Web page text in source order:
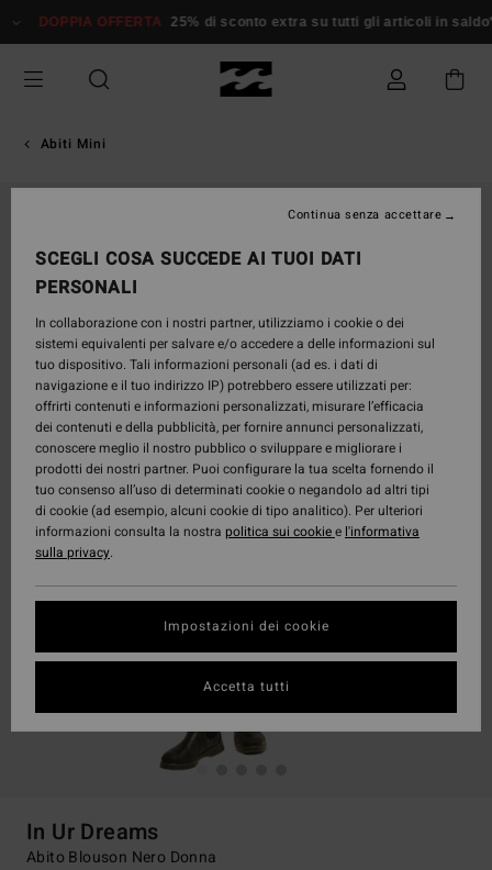
alle
prodotto
DOPPIA OFFERTA 25% di sconto extra su tutti gli articoli in saldo*
Abiti Mini
In Ur Dreams
Abito Blouson Nero Donna
SCEGLI COSA SUCCEDE AI TUOI DATI
PERSONALI
In collaborazione con i nostri partner, utilizziamo i cookie o dei
sistemi equivalenti per salvare e/o accedere a delle informazioni sul
tuo dispositivo. Tali informazioni personali (ad es. i dati di
navigazione e il tuo indirizzo IP) potrebbero essere utilizzati per:
offrirti contenuti e informazioni personalizzati, misurare l’efficacia
dei contenuti e della pubblicità, per fornire annunci personalizzati,
conoscere meglio il nostro pubblico o sviluppare e migliorare i
prodotti dei nostri partner. Puoi configurare la tua scelta fornendo il
tuo consenso all’uso di determinati cookie o negandolo ad altri tipi
di cookie (ad esempio, alcuni cookie di tipo analitico). Per ulteriori
informazioni consulta la nostra politica sui cookiee l'informativa
sulla privacy.
Impostazioni dei cookie
Continua senza accettare
Accetta tutti